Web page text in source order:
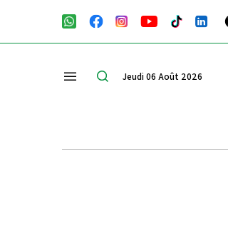
Jeudi 06 Août 2026